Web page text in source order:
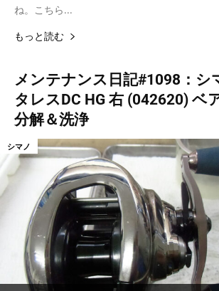
ね。こちら...
もっと読む
メンテナンス日記#1098：シ
タレスDC HG 右 (042620) ベ
分解＆洗浄
シマノ